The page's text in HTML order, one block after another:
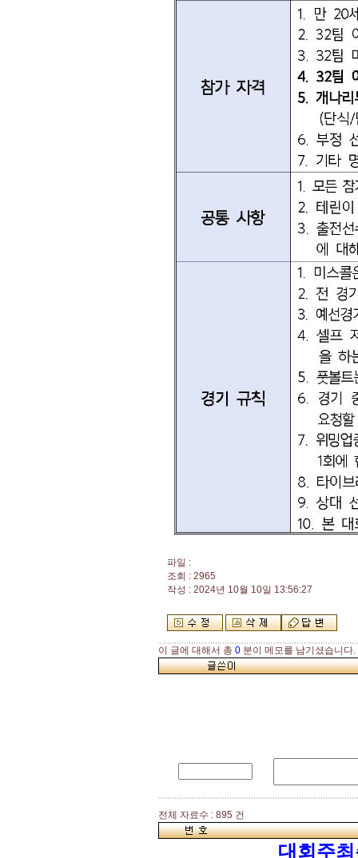
파일 :
조회 : 2965
작성 : 2024년 10월 10일 13:56:27
이 글에 대해서 총 0 분이 메모를 남기셨습니다.
전체 자료수 : 895 건
대회주